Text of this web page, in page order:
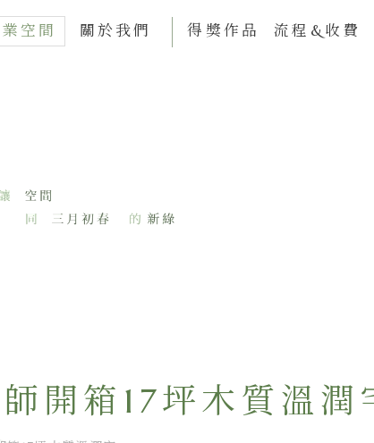
空間 關於我們 得獎作品 流程&收費
開箱17坪木質溫潤